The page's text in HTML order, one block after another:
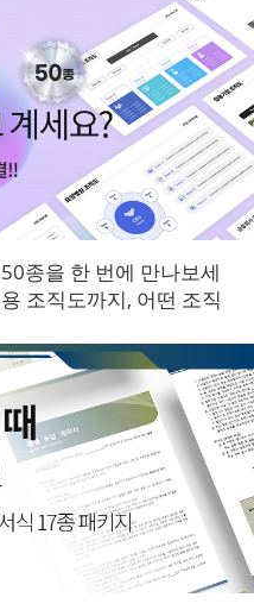
종을 한 번에 만나보세
조직도까지, 어떤 조직